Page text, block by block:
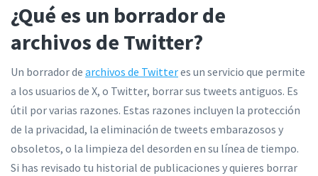
¿Qué es un borrador de
archivos de Twitter?
Un borrador de archivos de Twitteres un servicio que permite
a los usuarios de X, o Twitter, borrar sus tweets antiguos. Es
útil por varias razones. Estas razones incluyen la protección
de la privacidad, la eliminación de tweets embarazosos y
obsoletos, o la limpieza del desorden en su línea de tiempo.
Si has revisado tu historial de publicaciones y quieres borrar